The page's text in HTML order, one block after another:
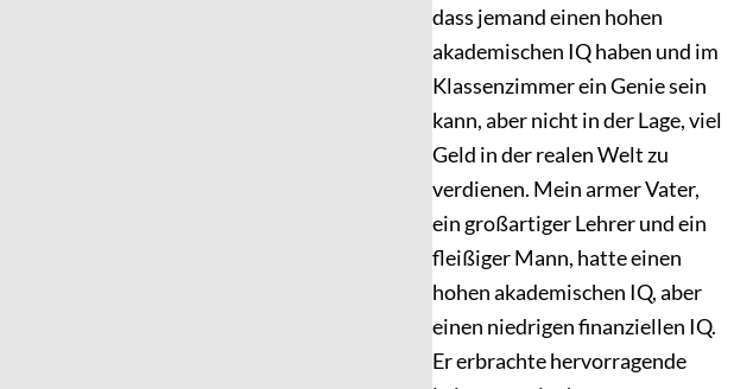
dass jemand einen hohen
akademischen IQ haben und im
Klassenzimmer ein Genie sein
kann, aber nicht in der Lage, viel
Geld in der realen Welt zu
verdienen. Mein armer Vater,
ein großartiger Lehrer und ein
fleißiger Mann, hatte einen
hohen akademischen IQ, aber
einen niedrigen finanziellen IQ.
Er erbrachte hervorragende